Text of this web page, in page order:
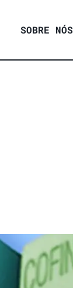
SOBRE NÓS